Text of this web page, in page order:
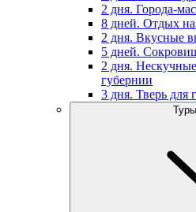
2 дня. Города-
8 дней. Отдых на
2 дня. Вкусные
5 дней.
2 дня.
губернии
3 дня. Тверь для